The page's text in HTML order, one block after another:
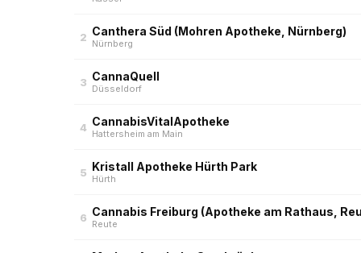
2 Canthera Süd (Mohren Apotheke, Nürnberg)
Nürnberg
3 CannaQuell
Düsseldorf
4 CannabisVitalApotheke
Hattersheim am Main
5 Kristall Apotheke Hürth Park
Hürth
6 Cannabis Freiburg (Apotheke am Rathaus,
Reute